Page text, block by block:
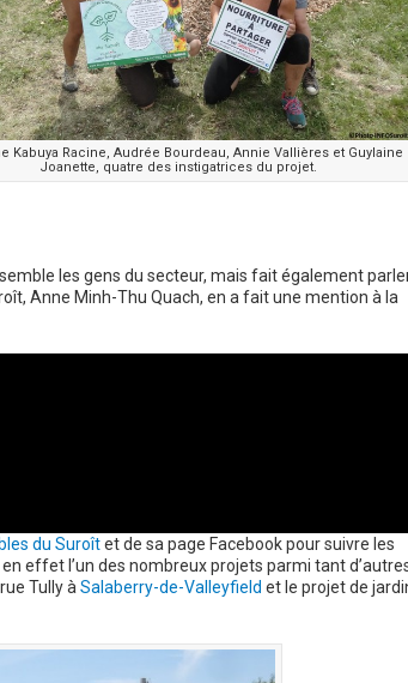
Kabuya Racine, Audrée Bourdeau, Annie Vallières et Guylaine
Joanette, quatre des instigatrices du projet.
les gens du secteur, mais fait également
Anne Minh-Thu Quach, en a fait une mention à la
du Suroîtet de sa page Facebook pour suivre les
effet l’un des nombreux projets parmi tant
Tully à Salaberry-de-Valleyfield et le projet de